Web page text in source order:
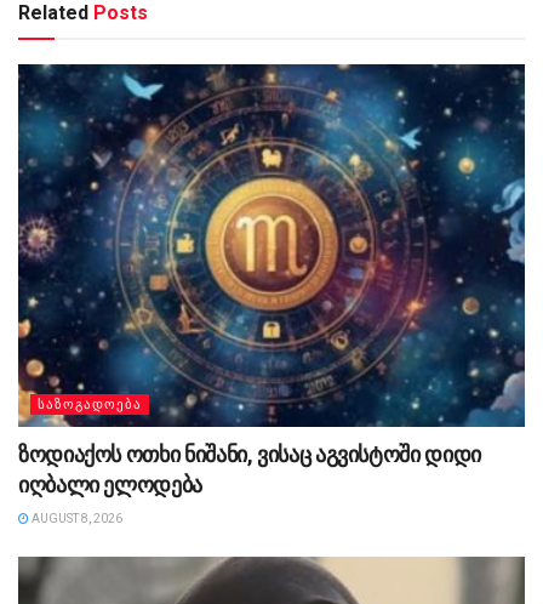
Related Posts
ᲡᲐᲖᲝᲒᲐᲓᲝᲔᲑᲐ
ზოდიაქოს ოთხი ნიშანი, ვისაც აგვისტოში დიდი
იღბალი ელოდება
AUGUST 8, 2026